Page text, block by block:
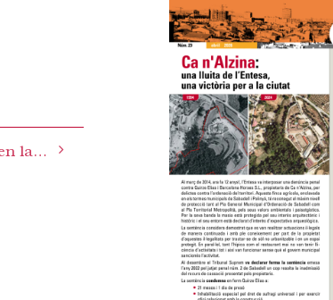
Podemos, Ciudadanos i PSC avalen la corrupció